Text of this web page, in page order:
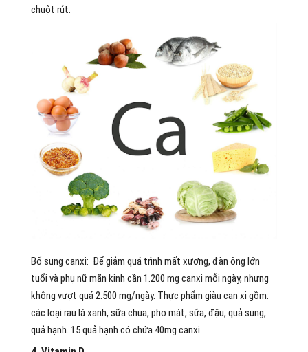
chuột rút.
Bổ sung canxi: Để giảm quá trình mất xương, đàn ông lớn
tuổi và phụ nữ mãn kinh cần 1.200 mg canxi mỗi ngày, nhưng
không vượt quá 2.500 mg/ngày. Thực phẩm giàu can xi gồm:
các loại rau lá xanh, sữa chua, pho mát, sữa, đậu, quả sung,
quả hạnh. 15 quả hạnh có chứa 40mg canxi.